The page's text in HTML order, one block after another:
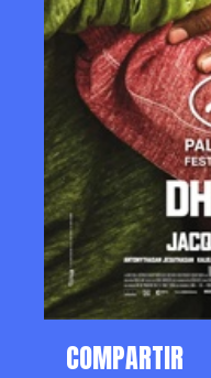
COMPARTIR